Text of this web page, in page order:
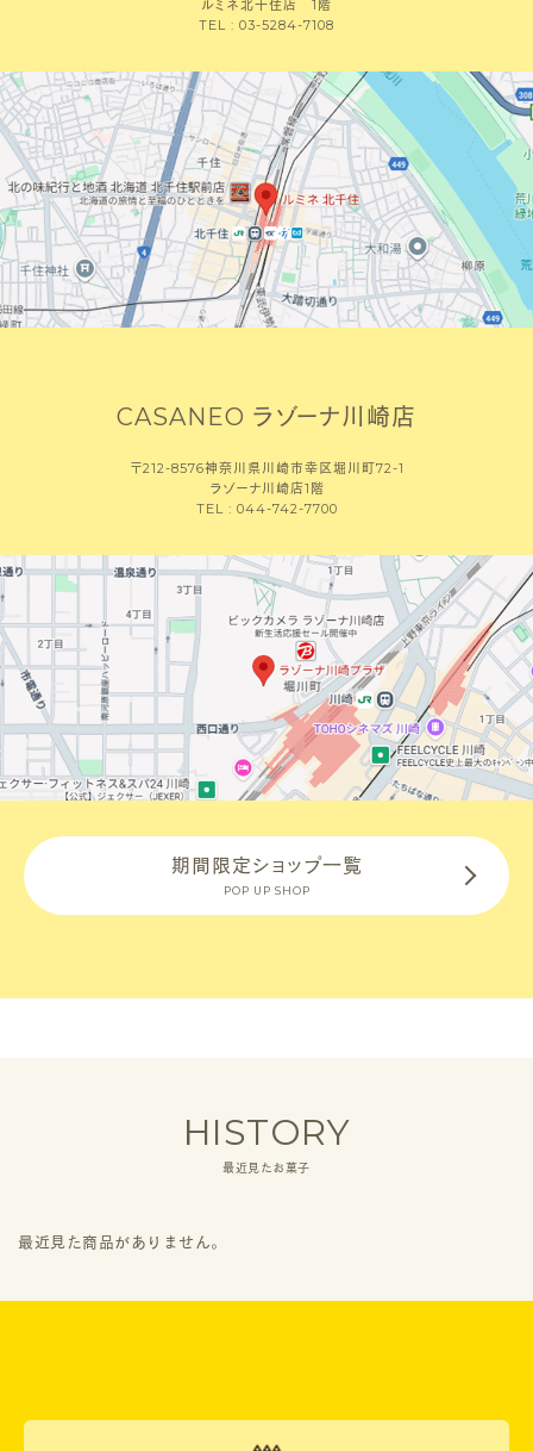
ルミネ北千住店 1階
TEL : 03-5284-7108
CASANEO ラゾーナ川崎店
〒212-8576神奈川県川崎市幸区堀川町72-1
ラゾーナ川崎店1階
TEL : 044-742-7700
期間限定ショップ一覧
POP UP SHOP
HISTORY
最近見たお菓子
最近見た商品がありません。